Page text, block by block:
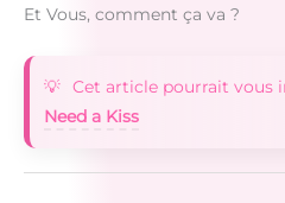
Et Vous, comment ça va ?
Cet article pourrait vous
Need a Kiss